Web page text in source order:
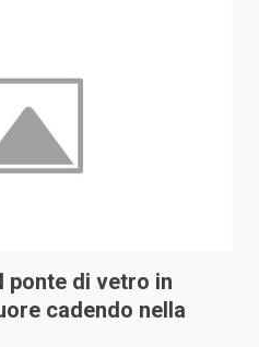
ponte di vetro in
cadendo nella